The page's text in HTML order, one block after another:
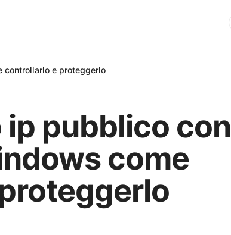
controllarlo e proteggerlo
pubblico con
come